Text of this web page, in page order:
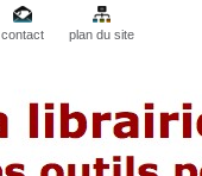
contact plan du site